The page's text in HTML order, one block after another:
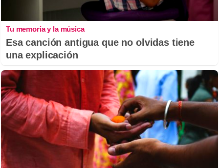
Tu memoria y la música
Esa canción antigua que no olvidas tiene
una explicación